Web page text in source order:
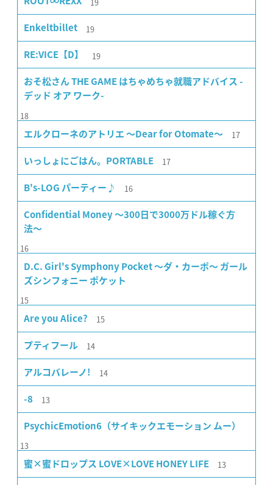
Enkeltbillet 19
RE:VICE【D】 19
おそ松さん THE GAME はちゃめちゃ就職アドバイス -
デッド オア ワーク-
18
エルクローネのアトリエ 〜Dear for Otomate〜 17
いっしょにごはん。PORTABLE 17
B's-LOG パーティー♪ 16
Confidential Money 〜300日で3000万ドル稼ぐ方
法〜
16
D.C. Girl's Symphony Pocket 〜ダ・カーポ〜 ガール
ズシンフォニー ポケット
15
Are you Alice? 15
プティフール 14
アルコバレーノ! 14
-8 13
PsychicEmotion6（サイキックエモーション ムー）
13
蜜×蜜ドロップス LOVE×LOVE HONEY LIFE 13